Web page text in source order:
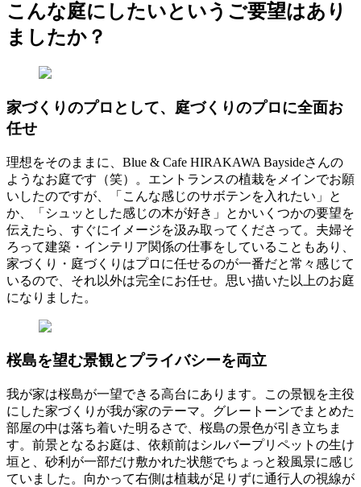
こんな庭にしたいというご要望はあり
ましたか？
家づくりのプロとして、庭づくりのプロに全面お
任せ
理想をそのままに、Blue & Cafe HIRAKAWA Baysideさんの
ようなお庭です（笑）。エントランスの植栽をメインでお願
いしたのですが、「こんな感じのサボテンを入れたい」と
か、「シュッとした感じの木が好き」とかいくつかの要望を
伝えたら、すぐにイメージを汲み取ってくださって。夫婦そ
ろって建築・インテリア関係の仕事をしていることもあり、
家づくり・庭づくりはプロに任せるのが一番だと常々感じて
いるので、それ以外は完全にお任せ。思い描いた以上のお庭
になりました。
桜島を望む景観とプライバシーを両立
我が家は桜島が一望できる高台にあります。この景観を主役
にした家づくりが我が家のテーマ。グレートーンでまとめた
部屋の中は落ち着いた明るさで、桜島の景色が引き立ちま
す。前景となるお庭は、依頼前はシルバープリペットの生け
垣と、砂利が一部だけ敷かれた状態でちょっと殺風景に感じ
ていました。向かって右側は植栽が足りずに通行人の視線が